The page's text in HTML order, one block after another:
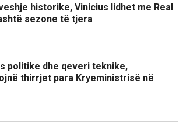
historike, Vinicius lidhet me Real
sezone të tjera
politike dhe qeveri teknike,
thirrjet para Kryeministrisë në